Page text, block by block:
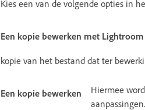
Kies een van de volgende opties in
Een kopie bewerken met Lightroom
kopie van het bestand dat ter
Een kopie bewerken
Hiermee